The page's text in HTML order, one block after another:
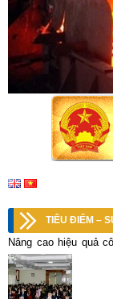
TIÊU ĐIỂM –
Nâng cao hiệu quả
toàn Tổng công ty